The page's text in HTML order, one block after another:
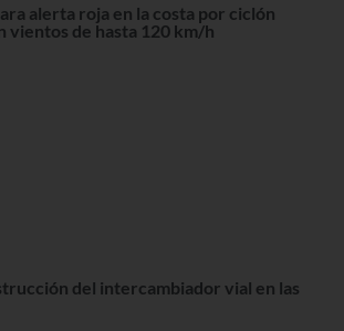
alerta roja en la costa por ciclón
vientos de hasta 120 km/h
del intercambiador vial en las